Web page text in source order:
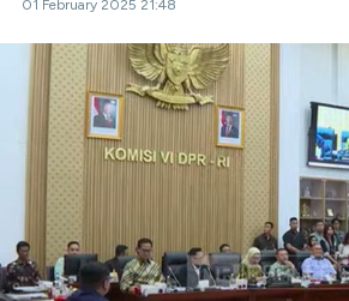
01 February 2025 21:48